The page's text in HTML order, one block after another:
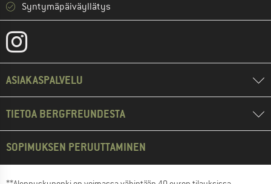
Syntymäpäiväyllätys
ASIAKASPALVELU
TIETOA BERGFREUNDESTA
SOPIMUKSEN PERUUTTAMINEN